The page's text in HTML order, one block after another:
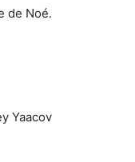
de Noé.
Yaacov